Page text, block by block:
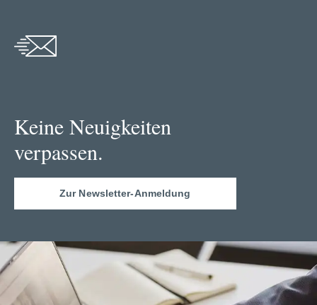
Keine Neuigkeiten
verpassen.
Zur Newsletter-Anmeldung